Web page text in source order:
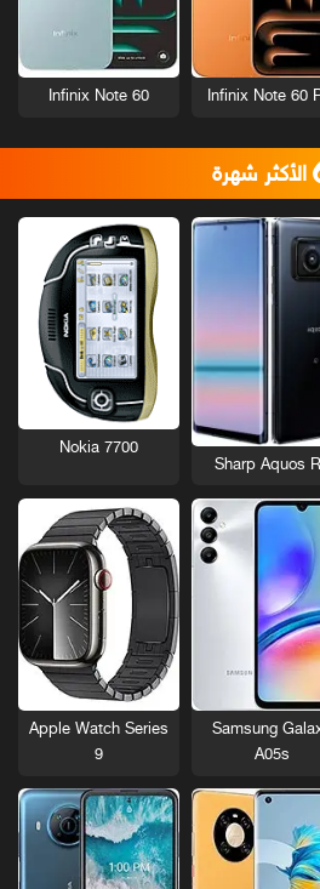
Infinix Note 60
Infinix Note 60
الأكثر شهرة
Sharp Aquos
Nokia 7700
Samsung
A05s
Apple Watch Series
9